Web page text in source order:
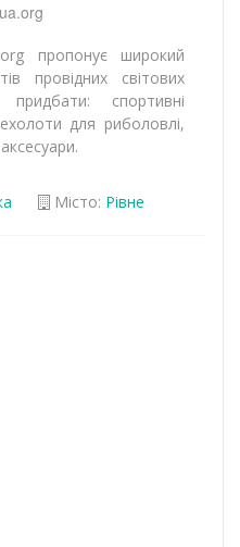
пропонує широкий
провідних світових
спортивні
для риболовлі,
Місто: Рівне